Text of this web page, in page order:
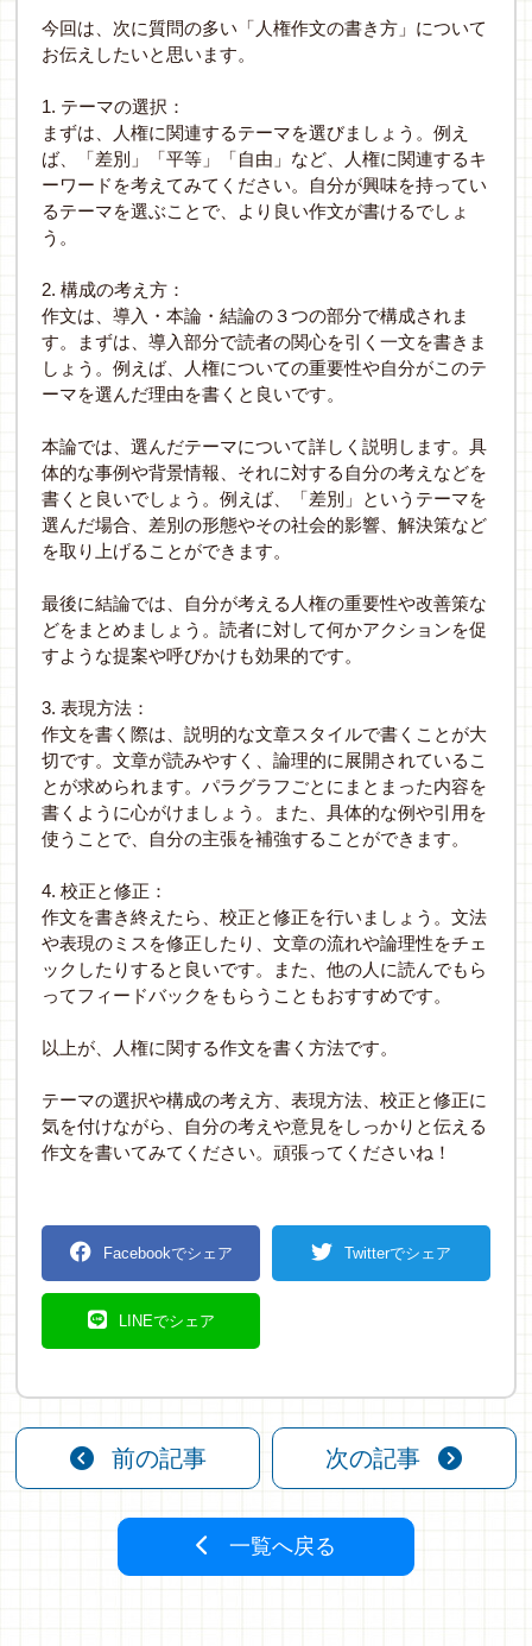
今回は、次に質問の多い「人権作文の書き方」について
お伝えしたいと思います。
1. テーマの選択：
まずは、人権に関連するテーマを選びましょう。例え
ば、「差別」「平等」「自由」など、人権に関連するキ
ーワードを考えてみてください。自分が興味を持ってい
るテーマを選ぶことで、より良い作文が書けるでしょ
う。
2.構成の考え方：
作文は、導入・本論・結論の３つの部分で構成されま
す。まずは、導入部分で読者の関心を引く一文を書きま
しょう。例えば、人権についての重要性や自分がこのテ
ーマを選んだ理由を書くと良いです。
本論では、選んだテーマについて詳しく説明します。具
体的な事例や背景情報、それに対する自分の考えなどを
書くと良いでしょう。例えば、「差別」というテーマを
選んだ場合、差別の形態やその社会的影響、解決策など
を取り上げることができます。
最後に結論では、自分が考える人権の重要性や改善策な
どをまとめましょう。読者に対して何かアクションを促
すような提案や呼びかけも効果的です。
3.表現方法：
作文を書く際は、説明的な文章スタイルで書くことが大
切です。文章が読みやすく、論理的に展開されているこ
とが求められます。パラグラフごとにまとまった内容を
書くように心がけましょう。また、具体的な例や引用を
使うことで、自分の主張を補強することができます。
4.校正と修正：
作文を書き終えたら、校正と修正を行いましょう。文法
や表現のミスを修正したり、文章の流れや論理性をチェ
ックしたりすると良いです。また、他の人に読んでもら
ってフィードバックをもらうこともおすすめです。
以上が、人権に関する作文を書く方法です。
テーマの選択や構成の考え方、表現方法、校正と修正に
気を付けながら、自分の考えや意見をしっかりと伝える
作文を書いてみてください。頑張ってくださいね！
Facebookでシェア Twitterでシェア
LINEでシェア
前の記事 次の記事
一覧へ戻る